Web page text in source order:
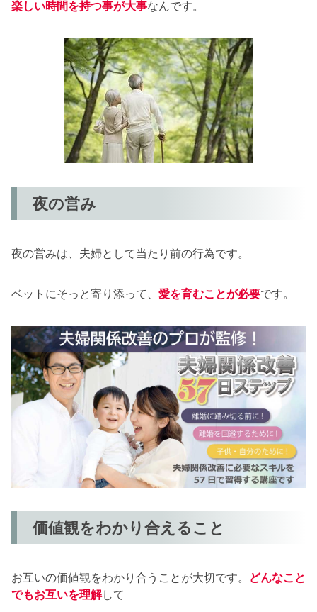
楽しい時間を持つ事が大事なんです。
夜の営み
夜の営みは、夫婦として当たり前の行為です。
ベットにそっと寄り添って、 愛を育むことが必要です。
価値観をわかり合えること
お互いの価値観をわかり合うことが大切です。 どんなこと
でもお互いを理解して